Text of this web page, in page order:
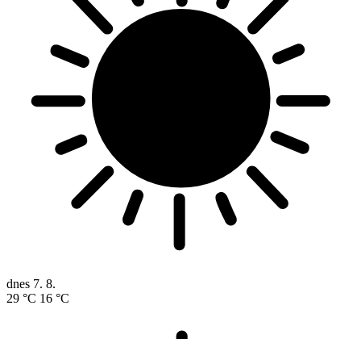
dnes 7. 8.
29 °C 16 °C